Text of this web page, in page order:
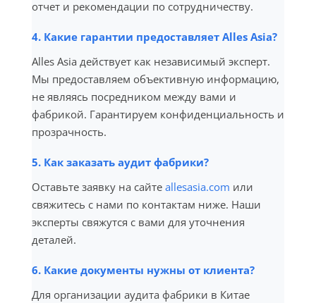
отчет и рекомендации по сотрудничеству.
4. Какие гарантии предоставляет Alles Asia?
Alles Asia действует как независимый эксперт.
Мы предоставляем объективную информацию,
не являясь посредником между вами и
фабрикой. Гарантируем конфиденциальность и
прозрачность.
5. Как заказать аудит фабрики?
Оставьте заявку на сайте allesasia.com или
свяжитесь с нами по контактам ниже. Наши
эксперты свяжутся с вами для уточнения
деталей.
6. Какие документы нужны от клиента?
Для организации аудита фабрики в Китае